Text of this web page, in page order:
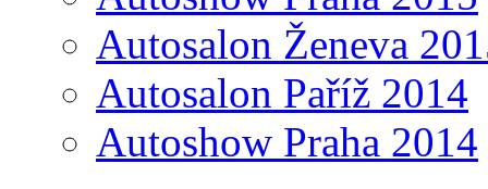
Autosalon Ženeva
Autosalon Paříž 2014
Autoshow Praha 2014